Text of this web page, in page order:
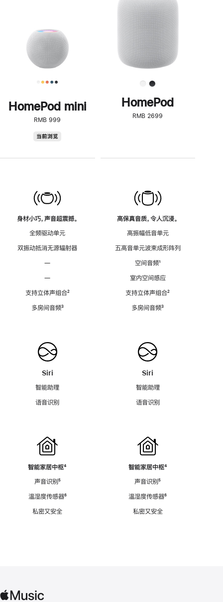
HomePod mini
RMB 999
当前浏览
身材小巧，声音超震撼。
全频驱动单元
双振动抵消无源辐射器
—
—
支持立体声组合脚
²
多房间音频脚
³
Siri
智能助理
语音识别
智能家居中枢脚
⁴
声音识别脚
⁵
温湿度传感器脚
⁶
私密又安全
了
解
HomePod<
HomePod
RMB 2699
高保真音质，令人沉浸。
高振幅低音单元
五高音单元波束成形阵列
空间音频脚
¹
室内空间感应
支持立体声组合脚
²
多房间音频脚
³
Siri
智能助理
语音识别
智能家居中枢脚
⁴
声音识别脚
⁵
温湿度传感器脚
⁶
私密又安全